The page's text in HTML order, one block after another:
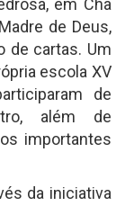
em Chã
de Deus,
de cartas. Um
escola XV
de
além de
importantes
da iniciativa